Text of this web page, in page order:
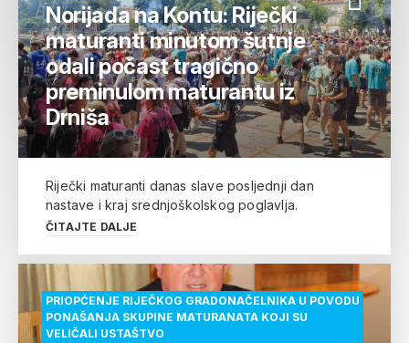
Norijada na Kontu: Riječki
maturanti minutom šutnje
odali počast tragično
preminulom maturantu iz
Drniša
Riječki maturanti danas slave posljednji dan
nastave i kraj srednjoškolskog poglavlja.
ČITAJTE DALJE
PRIOPĆENJE RIJEČKOG GRADONAČELNIKA U POVODU
PONAŠANJA SKUPINE MATURANATA KOJI SU
VELIČALI USTAŠTVO